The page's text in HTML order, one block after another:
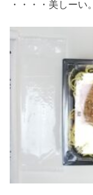
・・・・美しーい。